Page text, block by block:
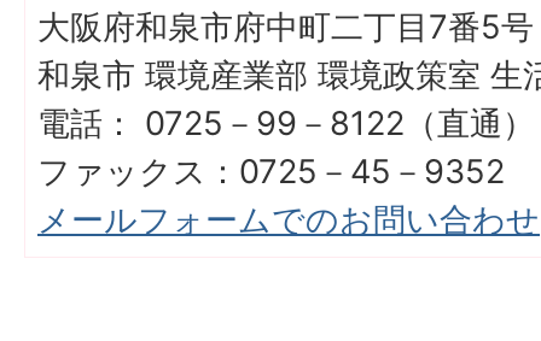
大阪府和泉市府中町二丁目7番5号
和泉市 環境産業部 環境政策室 生
電話： 0725－99－8122（直通）
ファックス：0725－45－9352
メールフォームでのお問い合わせ